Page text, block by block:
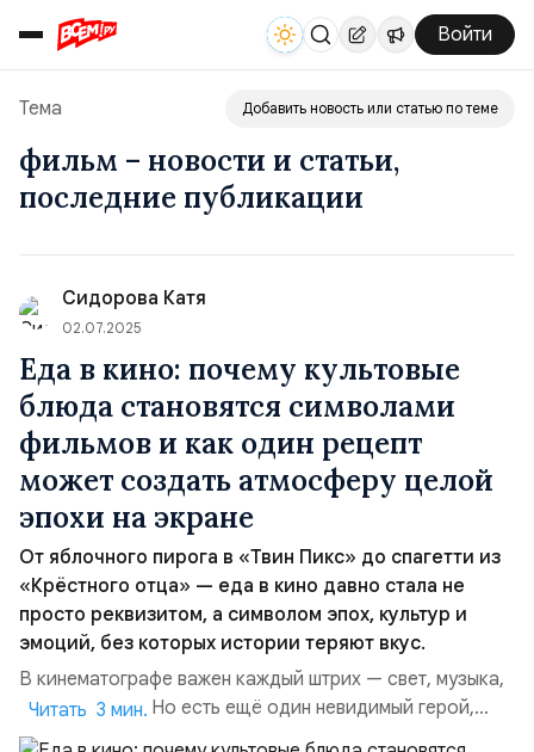
Войти
Тема Добавить новость или статью по теме
фильм – новости и статьи,
последние публикации
Сидорова Катя
02.07.2025
Еда в кино: почему культовые
блюда становятся символами
фильмов и как один рецепт
может создать атмосферу целой
эпохи на экране
От яблочного пирога в «Твин Пикс» до спагетти из
«Крёстного отца» — еда в кино давно стала не
просто реквизитом, а символом эпох, культур и
эмоций, без которых истории теряют вкус.
В кинематографе важен каждый штрих — свет, музыка,
взгляд актёра. Но есть ещё один невидимый герой,
который способен в одно мгновение перенести
Читать 3 мин.